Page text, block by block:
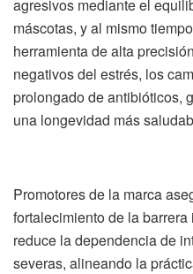
agresivos mediante el
máscotas, y al mismo
herramienta de alta
negativos del estrés, los
prolongado de antibióticos,
una longevidad más
Promotores de la marca
fortalecimiento de la
reduce la dependencia de
severas, alineando la